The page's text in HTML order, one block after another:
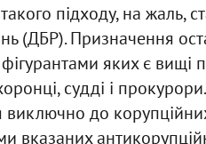
підходу, на жаль,
(ДБР). Призначення
яких є вищі
судді і
виключно до
вказаних